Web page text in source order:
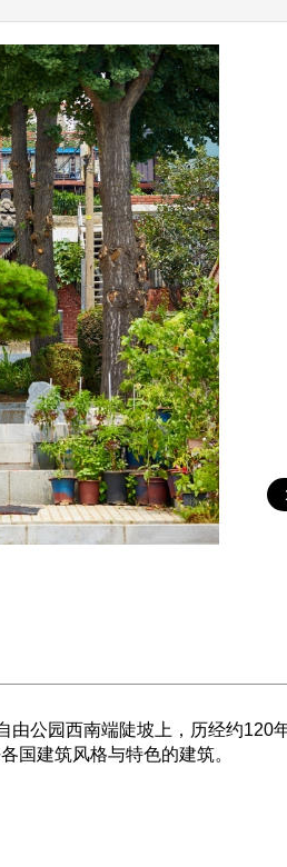
由公园西南端陡坡上，历经约120
国建筑风格与特色的建筑。